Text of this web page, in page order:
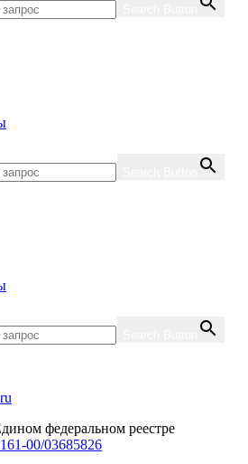
федеральном реестре
00/03685826